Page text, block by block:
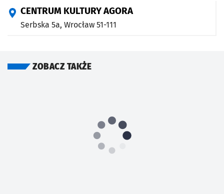
CENTRUM KULTURY AGORA
Serbska 5a, Wrocław 51-111
ZOBACZ TAKŻE